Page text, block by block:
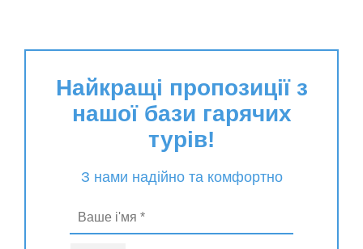
Найкращі пропозиції з
нашої бази гарячих
турів!
З нами надійно та комфортно